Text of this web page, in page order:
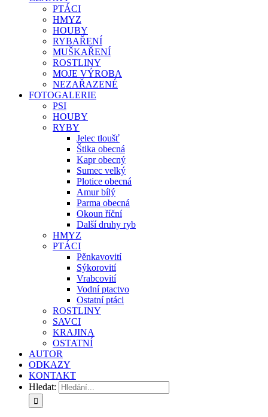
PTÁCI
HMYZ
HOUBY
RYBAŘENÍ
MUŠKAŘENÍ
ROSTLINY
MOJE VÝROBA
NEZAŘAZENÉ
FOTOGALERIE
PSI
HOUBY
RYBY
Jelec tloušť
Štika obecná
Kapr obecný
Sumec velký
Plotice obecná
Amur bílý
Parma obecná
Okoun říční
Další druhy ryb
HMYZ
PTÁCI
Pěnkavovití
Sýkorovití
Vrabcovití
Vodní ptactvo
Ostatní ptáci
ROSTLINY
SAVCI
KRAJINA
OSTATNÍ
AUTOR
ODKAZY
KONTAKT
Hledat: